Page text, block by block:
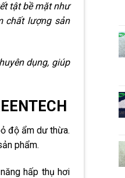
tật bề mặt như
chất lượng sản
dụng, giúp
độ ẩm dư thừa.
phẩm.
hấp thụ hơi